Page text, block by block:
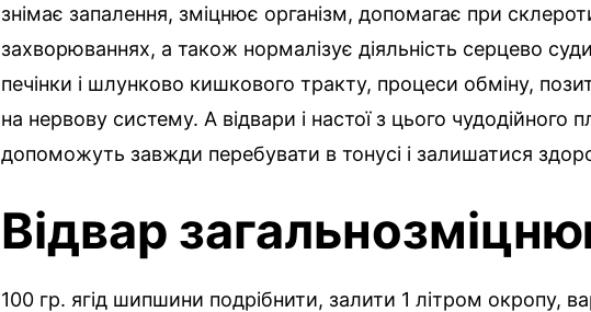
знімає запалення, зміцнює організм, допомагає при
захворюваннях, а також нормалізує діяльність серцево
печінки і шлунково кишкового тракту, процеси обміну,
на нервову систему. А відвари і настої з цього чудодійного
допоможуть завжди перебувати в тонусі і залишатися
Відвар
100 гр. ягід шипшини подрібнити, залити 1 літром окропу,